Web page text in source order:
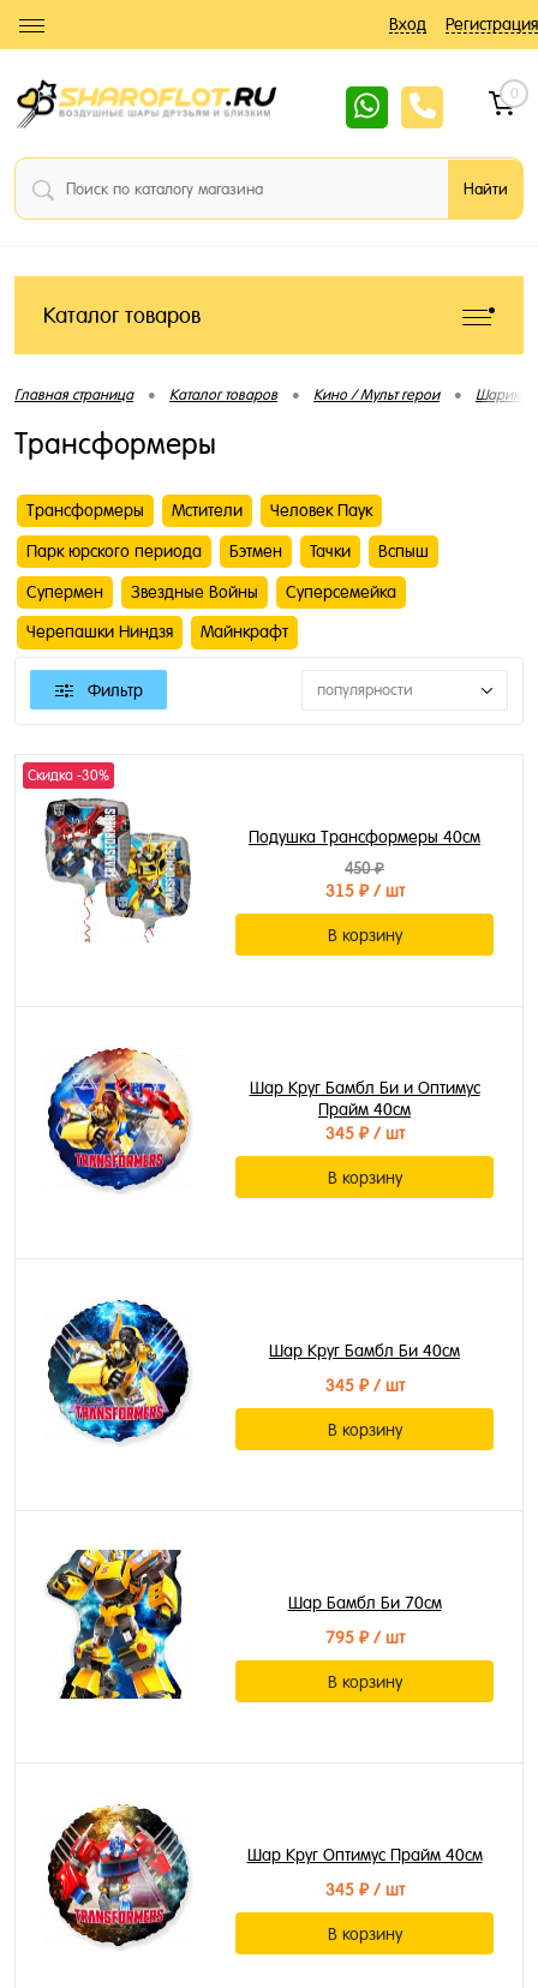
Вход Регистрация
0
Каталог товаров
Главная страница • Каталог товаров • Кино / Мульт герои • Шарики
Трансформеры
Трансформеры Мстители Человек Паук
Парк юрского периода Бэтмен Тачки Вспыш
Супермен Звездные Войны Суперсемейка
Черепашки Ниндзя Майнкрафт
Фильтр популярности
Скидка -30%
Подушка Трансформеры 40см
450 ₽
315 ₽/ шт
В корзину
Шар Круг Бамбл Би и Оптимус
Прайм 40см
345 ₽/ шт
В корзину
Шар Круг Бамбл Би 40см
345 ₽/ шт
В корзину
Шар Бамбл Би 70см
795 ₽/ шт
В корзину
Шар Круг Оптимус Прайм 40см
345 ₽/ шт
В корзину